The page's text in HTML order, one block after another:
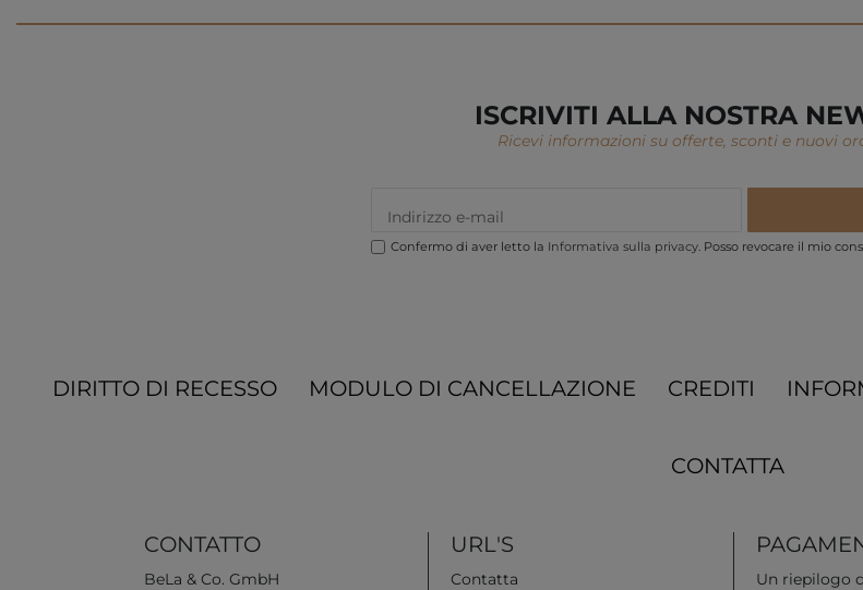
ISCRIVITI ALLA NOSTRA
Ricevi informazioni su offerte, sconti e nuovi
Confermo di aver letto la Informativa sulla privacy. Posso revocare il mio
DIRITTO DI RECESSO MODULO DI CANCELLAZIONE CREDITI
CONTATTA
CONTATTO
BeLa & Co. GmbH
URL'S
Contatta
Un riepilogo